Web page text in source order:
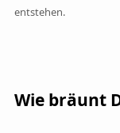
entstehen.
Wie bräunt